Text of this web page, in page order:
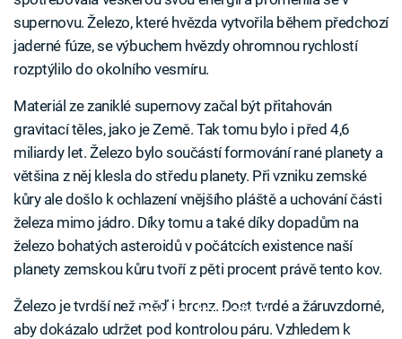
supernovu. Železo, které hvězda vytvořila během předchozí
jaderné fúze, se výbuchem hvězdy ohromnou rychlostí
rozptýlilo do okolního vesmíru.
Materiál ze zaniklé supernovy začal být přitahován
gravitací těles, jako je Země. Tak tomu bylo i před 4,6
miliardy let. Železo bylo součástí formování rané planety a
většina z něj klesla do středu planety. Při vzniku zemské
kůry ale došlo k ochlazení vnějšího pláště a uchování části
železa mimo jádro. Díky tomu a také díky dopadům na
železo bohatých asteroidů v počátcích existence naší
planety zemskou kůru tvoří z pěti procent právě tento kov.
Failed to fetch
Železo je tvrdší než měď i bronz. Dost tvrdé a žáruvzdorné,
aby dokázalo udržet pod kontrolou páru. Vzhledem k